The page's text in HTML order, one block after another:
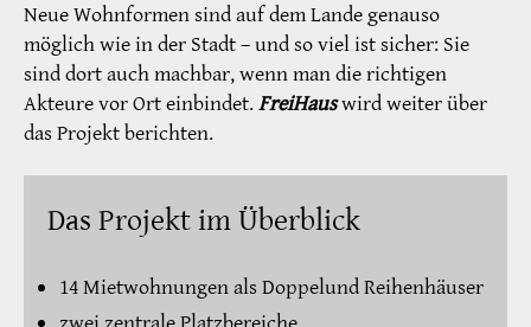
Neue Wohnformen sind auf dem Lande genauso
möglich wie in der Stadt – und so viel ist sicher: Sie
sind dort auch machbar, wenn man die richtigen
Akteure vor Ort einbindet.FreiHauswird weiter über
das Projekt berichten.
Das Projekt im Überblick
14 Mietwohnungen als Doppelund Reihenhäuser